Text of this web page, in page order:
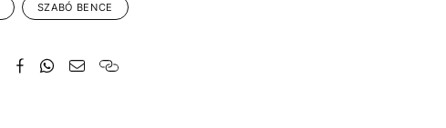
SZABÓ BENCE